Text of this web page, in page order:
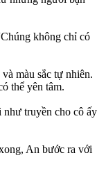
không chỉ có
màu sắc tự nhiên.
thể yên tâm.
như truyền cho cô ấy
An bước ra với